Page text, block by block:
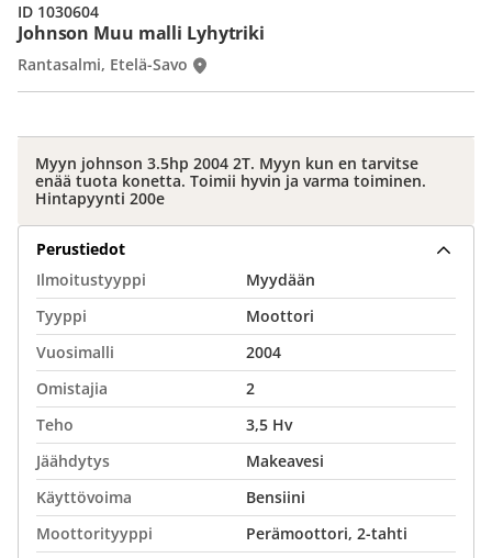
Johnson Muu malli Lyhytriki
Rantasalmi, Etelä-Savo
ID 1030604
Myyn johnson 3.5hp 2004 2T. Myyn kun en tarvitse
enää tuota konetta. Toimii hyvin ja varma toiminen.
Hintapyynti 200e
Perustiedot
Ilmoitustyyppi
Myydään
Tyyppi
Moottori
Vuosimalli
2004
Omistajia
2
Teho
3,5 Hv
Jäähdytys
Makeavesi
Käyttövoima
Bensiini
Moottorityyppi
Perämoottori, 2-tahti